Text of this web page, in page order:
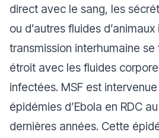
direct avec le sang, les
ou d’autres fluides
transmission interhumaine
étroit avec les fluides
infectées. MSF est
épidémies d’Ebola en RDC
dernières années. Cette